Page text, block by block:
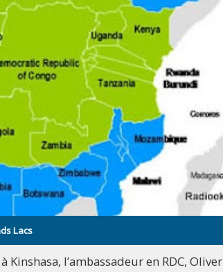
Lacs
l’ambassadeur en RDC, Oliver